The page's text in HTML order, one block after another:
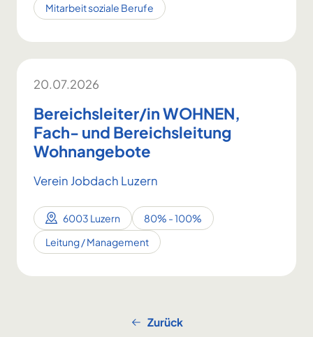
Mitarbeit soziale Berufe
20.07.2026
Bereichsleiter/in WOHNEN,
Fach- und Bereichsleitung
Wohnangebote
Verein Jobdach Luzern
6003 Luzern
80% - 100%
Leitung / Management
Zurück